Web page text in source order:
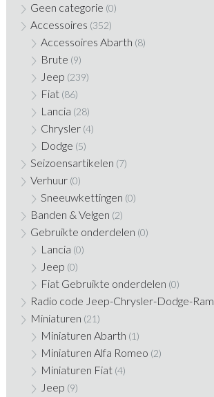
Geen categorie (0)
Accessoires (352)
Accessoires Abarth (8)
Brute (9)
Jeep (239)
Fiat (86)
Lancia (28)
Chrysler (4)
Dodge (5)
Seizoensartikelen (7)
Verhuur (0)
Sneeuwkettingen (0)
Banden & Velgen (2)
Gebruikte onderdelen (0)
Lancia (0)
Jeep (0)
Fiat Gebruikte onderdelen (0)
Radio code Jeep-Chrysler-Dodge-Ram
Miniaturen (21)
Miniaturen Abarth (1)
Miniaturen Alfa Romeo (2)
Miniaturen Fiat (4)
Jeep (9)